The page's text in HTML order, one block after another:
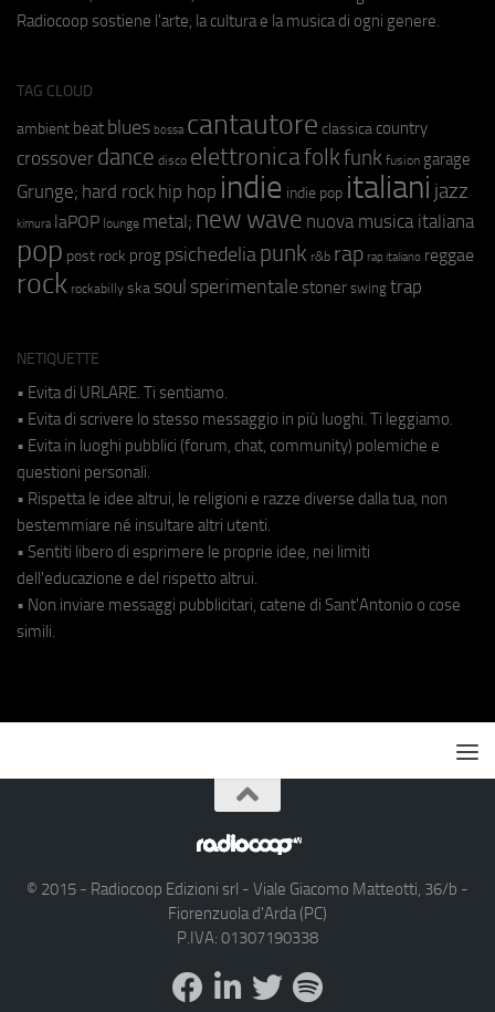
Radiocoop sostiene l'arte, la cultura e la musica di ogni genere.
TAG CLOUD
ambient beat blues bossa cantautore classica country
crossover dance disco elettronicafolkfunk fusion garage
Grunge; hard rock hip hop indie indie pop italiani jazz
kimura laPOP lounge metal; new wave nuova musica italiana
pop post rock prog psichedeliapunk r&b rap rap italiano reggae
rock rockabilly ska soul sperimentale stoner swing trap
NETIQUETTE
• Evita di URLARE. Ti sentiamo.
• Evita di scrivere lo stesso messaggio in più luoghi. Ti leggiamo.
• Evita in luoghi pubblici (forum, chat, community) polemiche e
questioni personali.
• Rispetta le idee altrui, le religioni e razze diverse dalla tua, non
bestemmiare né insultare altri utenti.
• Sentiti libero di esprimere le proprie idee, nei limiti
dell'educazione e del rispetto altrui.
• Non inviare messaggi pubblicitari, catene di Sant'Antonio o cose
simili.
© 2015 - Radiocoop Edizioni srl - Viale Giacomo Matteotti, 36/b -
Fiorenzuola d'Arda (PC)
P.IVA: 01307190338